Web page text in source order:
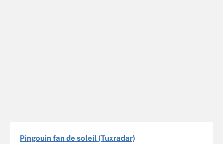
Pingouin fan de soleil (Tuxradar)